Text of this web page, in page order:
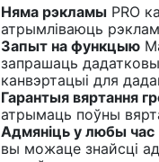
Няма рэкламыPRO
атрымліваюць
Запыт на функцыю
запрашаць
канвэртацыі для
Гарантыя вяртання
атрымаць поўны
Адмяніць у любы час
вы можаце знайсці